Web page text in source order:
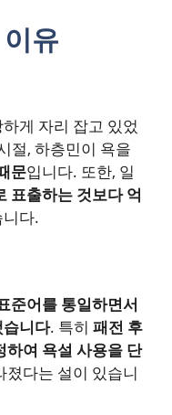
유
게 자리 잡고 있었
절, 하층민이 욕을
문입니다. 또한, 일
표출하는 것보다 억
다.
준어를 통일하면서
니다. 특히 패전 후
하여 욕설 사용을 단
다는 설이 있습니